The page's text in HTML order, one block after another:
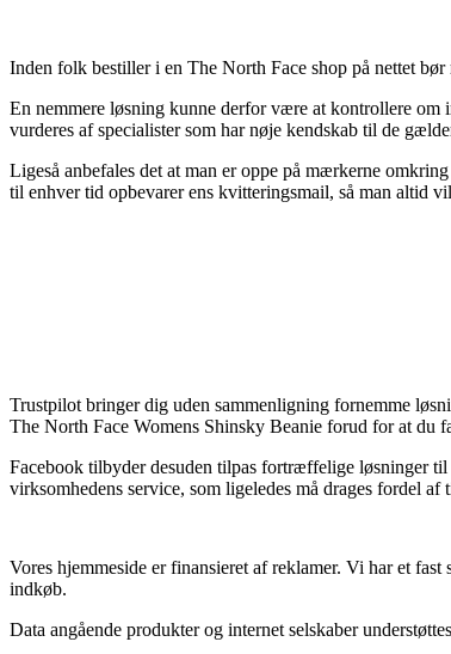
Inden folk bestiller i en The North Face shop på nettet
En nemmere løsning kunne derfor være at kontrollere om
vurderes af specialister som har nøje kendskab til de
Ligeså anbefales det at man er oppe på mærkerne
til enhver tid opbevarer ens kvitteringsmail, så man altid
Trustpilot bringer dig uden sammenligning fornemme
The North Face Womens Shinsky Beanie forud for at du
Facebook tilbyder desuden tilpas fortræffelige løsninger
virksomhedens service, som ligeledes må drages fordel
Vores hjemmeside er finansieret af reklamer. Vi har et
indkøb.
Data angående produkter og internet selskaber